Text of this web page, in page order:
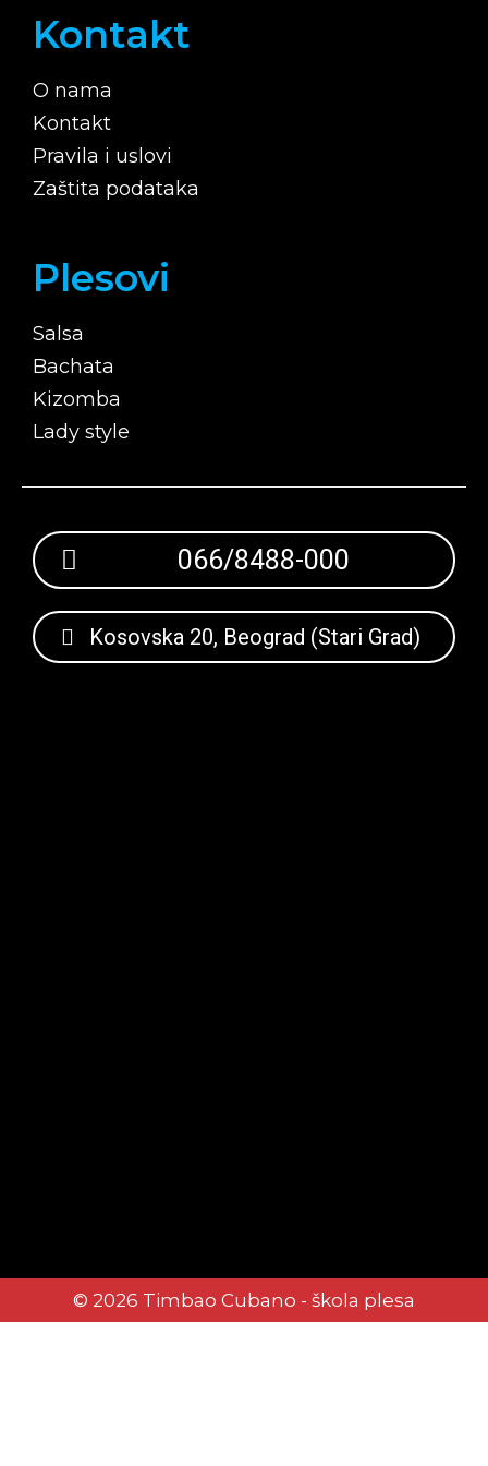
Kontakt
O nama
Kontakt
Pravila i uslovi
Zaštita podataka
Plesovi
Salsa
Bachata
Kizomba
Lady style
066/8488-000
Kosovska 20, Beograd (Stari Grad)
© 2026 Timbao Cubano - škola plesa